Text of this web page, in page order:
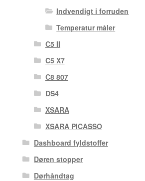
Indvendigt i forruden
Temperatur måler
C5 II
C5 X7
C8 807
DS4
XSARA
XSARA PICASSO
Dashboard fyldstoffer
Døren stopper
Dørhåndtag